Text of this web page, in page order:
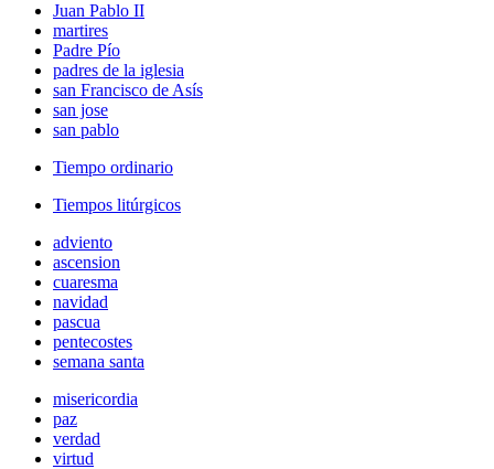
Juan Pablo II
martires
Padre Pío
padres de la iglesia
san Francisco de Asís
san jose
san pablo
Tiempo ordinario
Tiempos litúrgicos
adviento
ascension
cuaresma
navidad
pascua
pentecostes
semana santa
misericordia
paz
verdad
virtud